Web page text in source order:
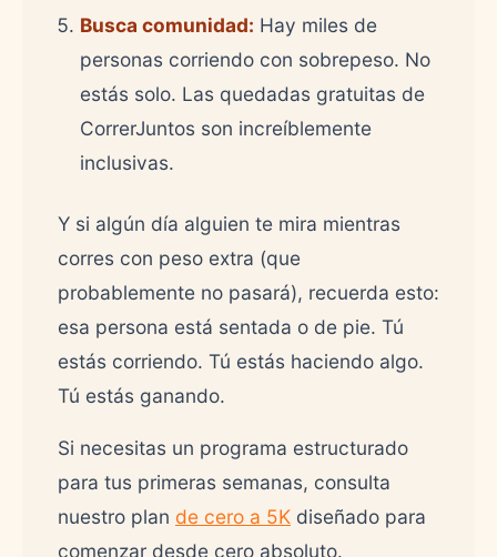
Busca comunidad: Hay miles de
personas corriendo con sobrepeso. No
estás solo. Las quedadas gratuitas de
CorrerJuntos son increíblemente
inclusivas.
Y si algún día alguien te mira mientras
corres con peso extra (que
probablemente no pasará), recuerda esto:
esa persona está sentada o de pie. Tú
estás corriendo. Tú estás haciendo algo.
Tú estás ganando.
Si necesitas un programa estructurado
para tus primeras semanas, consulta
nuestro plan de cero a 5K diseñado para
comenzar desde cero absoluto.